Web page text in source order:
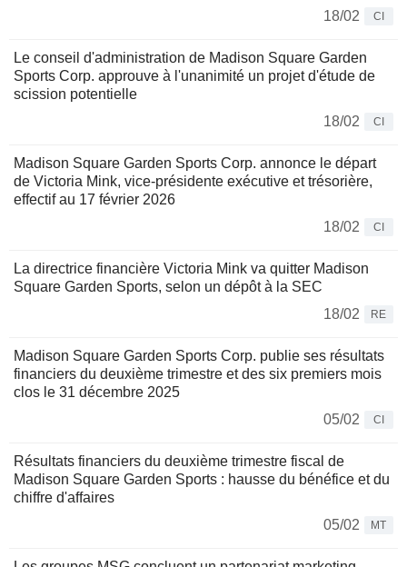
18/02
CI
Le conseil d'administration de Madison Square Garden
Sports Corp. approuve à l'unanimité un projet d'étude de
scission potentielle
18/02
CI
Madison Square Garden Sports Corp. annonce le départ
de Victoria Mink, vice-présidente exécutive et trésorière,
effectif au 17 février 2026
18/02
CI
La directrice financière Victoria Mink va quitter Madison
Square Garden Sports, selon un dépôt à la SEC
18/02
RE
Madison Square Garden Sports Corp. publie ses résultats
financiers du deuxième trimestre et des six premiers mois
clos le 31 décembre 2025
05/02
CI
Résultats financiers du deuxième trimestre fiscal de
Madison Square Garden Sports : hausse du bénéfice et du
chiffre d'affaires
05/02
MT